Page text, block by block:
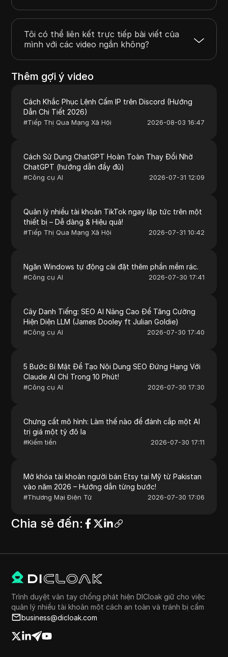
Tôi có thể liên kết trực tiếp bài viết của
mình với các video ngắn không?
Thêm gợi ý video
Cách Khắc Phục Lệnh Cấm IP trên Discord (Hướng
Dẫn Chi Tiết 2026)
#Tiếp Thị Qua Mạng Xã Hội 2026-08-03 16:47
Cách Sử Dụng ChatGPT Hoàn Toàn Thay Đổi Nhờ
ChatGPT (hướng dẫn đầy đủ)
#Công cụ AI 2026-07-31 12:09
Quản lý nhiều tài khoản TikTok ngay lập tức trên một
thiết bị – Dễ dàng & Hiệu quả!
#Tiếp Thị Qua Mạng Xã Hội 2026-07-31 10:42
Ngăn Windows tự động cài đặt thêm phần mềm rác.
#Công cụ AI 2026-07-30 17:41
Cây Danh Tiếng: SEO AI Nâng Cao Để Tăng Cường
Hiện Diện LLM (James Dooley ft Julian Goldie)
#Công cụ AI 2026-07-30 17:40
5 Bước Bí Mật Để Tạo Nội Dung SEO Đứng Hạng Với
Claude AI Chỉ Trong 10 Phút!
#Công cụ AI 2026-07-30 17:30
Chưng cất mô hình: Làm thế nào để đánh cắp một AI
trị giá một tỷ đô la
#Kiếm tiền 2026-07-30 17:11
Mở khóa tài khoản người bán Etsy tại Mỹ từ Pakistan
vào năm 2026 – Hướng dẫn từng bước!
#Thương Mại Điện Tử 2026-07-30 17:06
Chia sẻ đến:
Trình duyệt vân tay chống phát hiện DICloak giữ cho việc
quản lý nhiều tài khoản một cách an toàn và tránh bị cấm
business@dicloak.com